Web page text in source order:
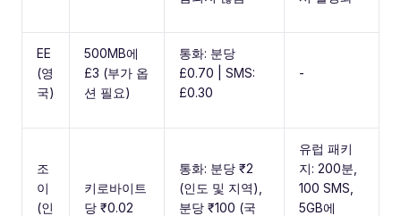
EE
(영
국)
500MB에
£3 (부가 옵
션 필요)
통화: 분당
£0.70 | SMS:
£0.30
-
조
이
(인
키로바이트
당 ₹0.02
통화: 분당 ₹2
(인도 및 지역),
분당 ₹100 (국
유럽 패키
지: 200분,
100 SMS,
5GB에